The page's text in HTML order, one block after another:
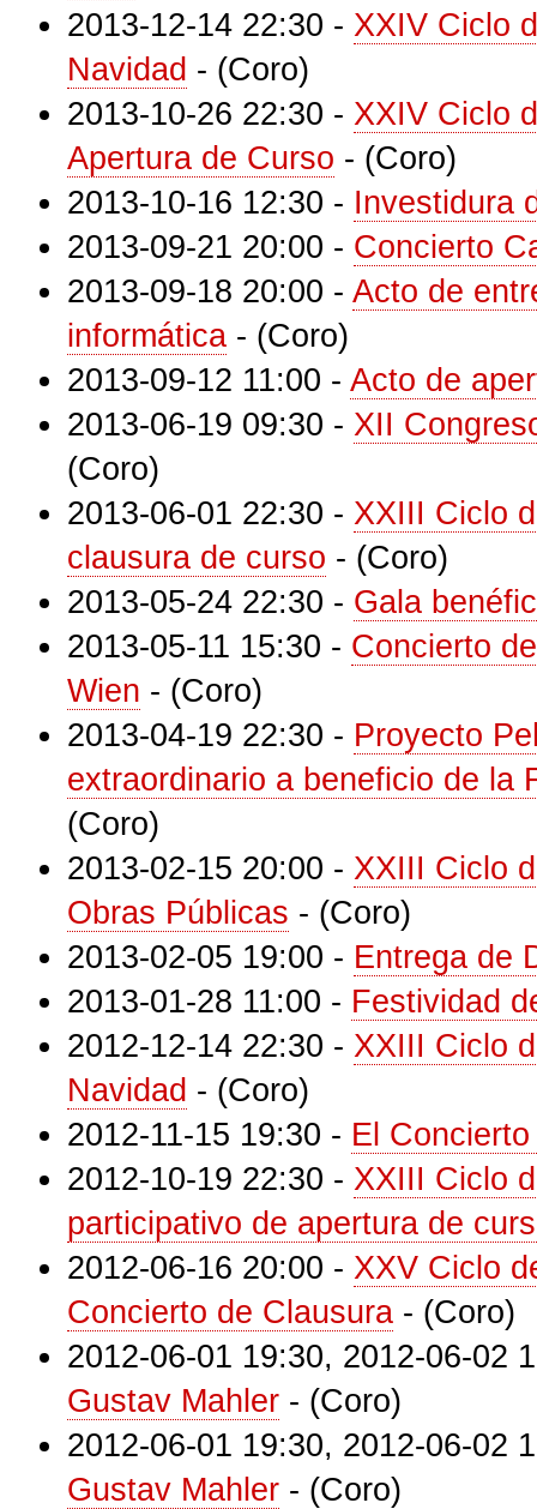
2013-12-14 22:30 - XXIV Ciclo
Navidad - (Coro)
2013-10-26 22:30 - XXIV Ciclo
Apertura de Curso - (Coro)
2013-10-16 12:30 - Investidura
2013-09-21 20:00 - Concierto
2013-09-18 20:00 - Acto de
informática - (Coro)
2013-09-12 11:00 - Acto de
2013-06-19 09:30 - XII
(Coro)
2013-06-01 22:30 - XXIII Ciclo
clausura de curso - (Coro)
2013-05-24 22:30 - Gala
2013-05-11 15:30 - Concierto
Wien - (Coro)
2013-04-19 22:30 - Proyecto
extraordinario a beneficio de la
(Coro)
2013-02-15 20:00 - XXIII Ciclo
Obras Públicas - (Coro)
2013-02-05 19:00 - Entrega de
2013-01-28 11:00 - Festividad
2012-12-14 22:30 - XXIII Ciclo
Navidad - (Coro)
2012-11-15 19:30 - El
2012-10-19 22:30 - XXIII Ciclo
participativo de apertura de
2012-06-16 20:00 - XXV Ciclo
Concierto de Clausura - (Coro)
2012-06-01 19:30, 2012-06-02
Gustav Mahler - (Coro)
2012-06-01 19:30, 2012-06-02
Gustav Mahler - (Coro)